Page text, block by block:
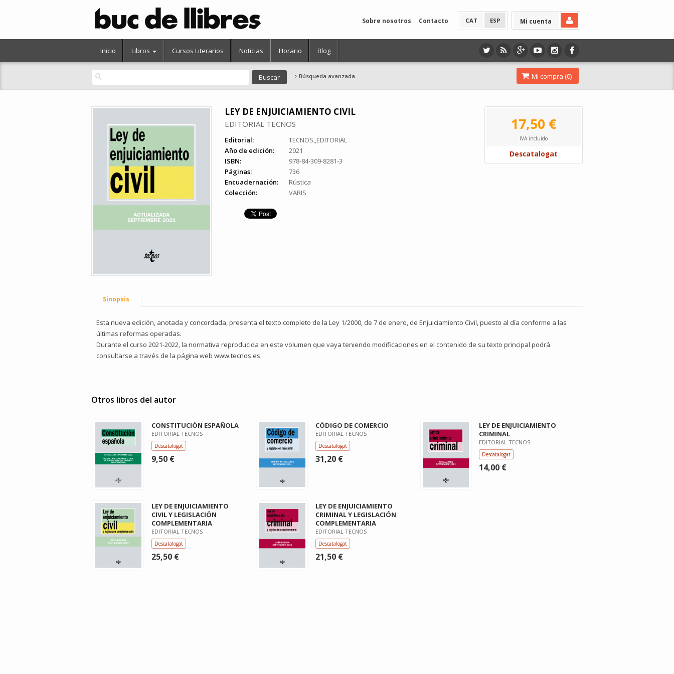
Mi cuenta
CAT ESP
Sobre nosotros Contacto
Inicio Libros Cursos Literarios Noticias Horario Blog
Búsqueda avanzada Mi compra (0)
LEY DE ENJUICIAMIENTO CIVIL
EDITORIAL TECNOS
Editorial:
TECNOS,,EDITORIAL
Año de edición:
2021
ISBN:
978-84-309-8281-3
Páginas:
736
Encuadernación:
Rústica
Colección:
VARIS
17,50 €
IVA incluido
Descatalogat
Sinopsis
Esta nueva edición, anotada y concordada, presenta el texto completo de la Ley 1/2000, de 7 de enero, de Enjuiciamiento Civil, puesto al día conforme a las
últimas reformas operadas.
Durante el curso 2021-2022, la normativa reproducida en este volumen que vaya teniendo modificaciones en el contenido de su texto principal podrá
consultarse a través de la página web www.tecnos.es.
Otros libros del autor
CONSTITUCIÓN ESPAÑOLA
EDITORIAL TECNOS
Descatalogat
9,50 €
CÓDIGO DE COMERCIO
EDITORIAL TECNOS
Descatalogat
31,20 €
LEY DE ENJUICIAMIENTO
CRIMINAL
EDITORIAL TECNOS
Descatalogat
14,00 €
LEY DE ENJUICIAMIENTO
CIVIL Y LEGISLACIÓN
COMPLEMENTARIA
EDITORIAL TECNOS
Descatalogat
25,50 €
LEY DE ENJUICIAMIENTO
CRIMINAL Y LEGISLACIÓN
COMPLEMENTARIA
EDITORIAL TECNOS
Descatalogat
21,50 €